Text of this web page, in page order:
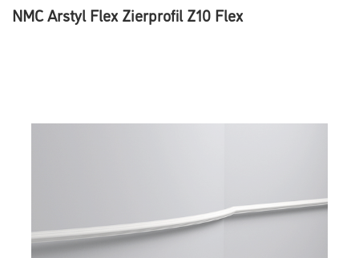
NMC Arstyl Flex Zierprofil Z10 Flex